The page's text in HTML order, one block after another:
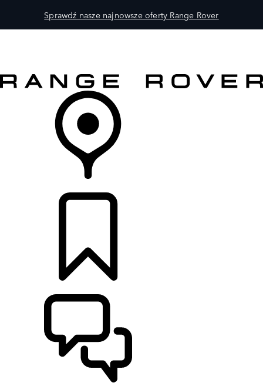
Sprawdź nasze najnowsze oferty Range Rover